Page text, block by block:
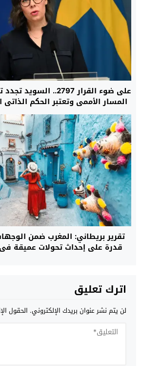
على ضوء القرار 2797..
المسار الأممي وتعتبر الحكم الذاتي
للتطبيق لإنهاء
تقرير بريطاني: المغرب ضمن
قدرة على إحداث تحولات عميقة
اترك تعليق
لن يتم نشر عنوان بريدك الإلكتروني. الحقول